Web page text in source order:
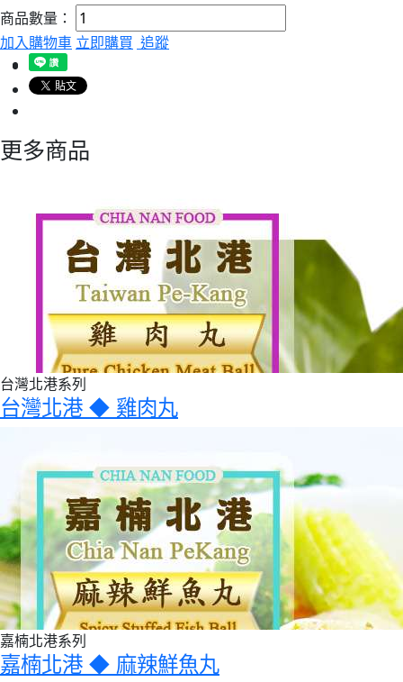
商品數量：
加入購物車 立即購買 追蹤
更多商品
台灣北港系列
台灣北港 ◆ 雞肉丸
嘉楠北港系列
嘉楠北港 ◆ 麻辣鮮魚丸